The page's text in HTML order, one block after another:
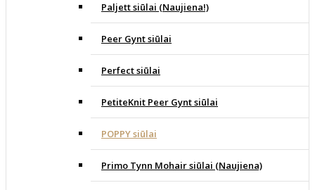
Paljett siūlai (Naujiena!)
Peer Gynt siūlai
Perfect siūlai
PetiteKnit Peer Gynt siūlai
POPPY siūlai
Primo Tynn Mohair siūlai (Naujiena)